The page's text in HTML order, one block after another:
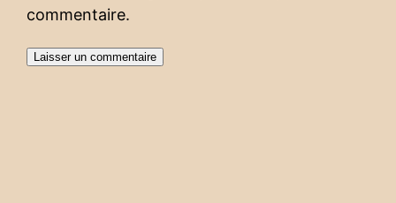
commentaire.